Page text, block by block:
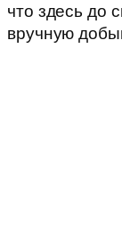
что здесь до
вручную